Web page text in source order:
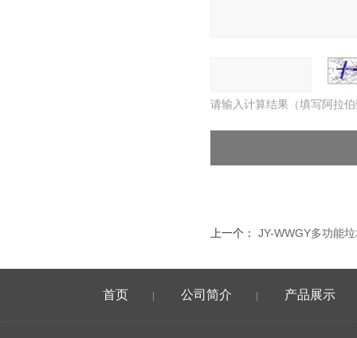
请输入计算结果（填写阿拉
上一个： JY-WWGY多功能
首页 公司简介 产品展示